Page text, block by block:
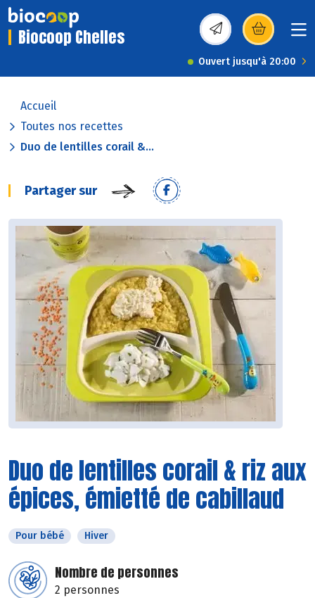
Biocoop Chelles (s’ouvre dans une
Ouvert jusqu'à 20:00
Accueil
Toutes nos recettes
Duo de lentilles corail &...
Partager sur
Duo de lentilles corail & riz aux
épices, émietté de cabillaud
Pour bébé Hiver
Nombre de personnes
2 personnes